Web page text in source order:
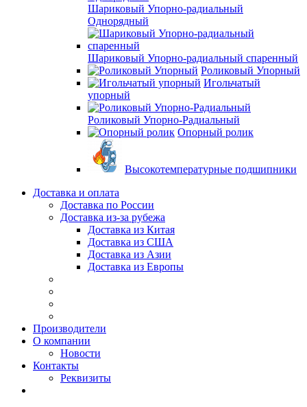
Шариковый Упорно-радиальный
Однорядный
Шариковый Упорно-радиальный спаренный
Роликовый Упорный
Игольчатый
упорный
Роликовый Упорно-Радиальный
Опорный ролик
Высокотемпературные подшипники
Доставка и оплата
Доставка по России
Доставка из-за рубежа
Доставка из Китая
Доставка из США
Доставка из Азии
Доставка из Европы
Производители
О компании
Новости
Контакты
Реквизиты